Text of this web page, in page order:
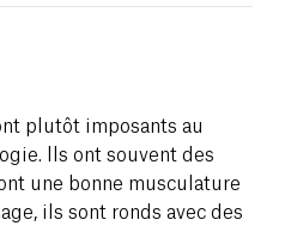
plutôt imposants au
Ils ont souvent des
une bonne musculature
ils sont ronds avec des